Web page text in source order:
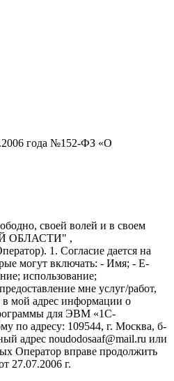
года №152-ФЗ «О
своей волей и в своем
ОБЛАСТИ" ,
1. Согласие дается на
могут включать: - Имя; - E-
использование;
мне услуг/работ,
в мой адрес информации о
для ЭВМ «1С-
по адресу: 109544, г. Москва, б-
адрес noudodosaaf@mail.ru или
Оператор вправе продолжить
27.07.2006 г.